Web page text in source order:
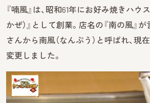
『喃風』は、昭和61年にお好み焼きハウ
かぜ）』として創業。店名の『南の風』
さんから南風（なんぷう）と呼ばれ、現
変更しました。